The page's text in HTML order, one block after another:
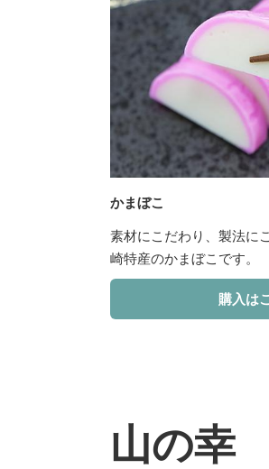
かまぼこ
素材にこだわり、製法に
崎特産のかまぼこです。
購入は
山の幸